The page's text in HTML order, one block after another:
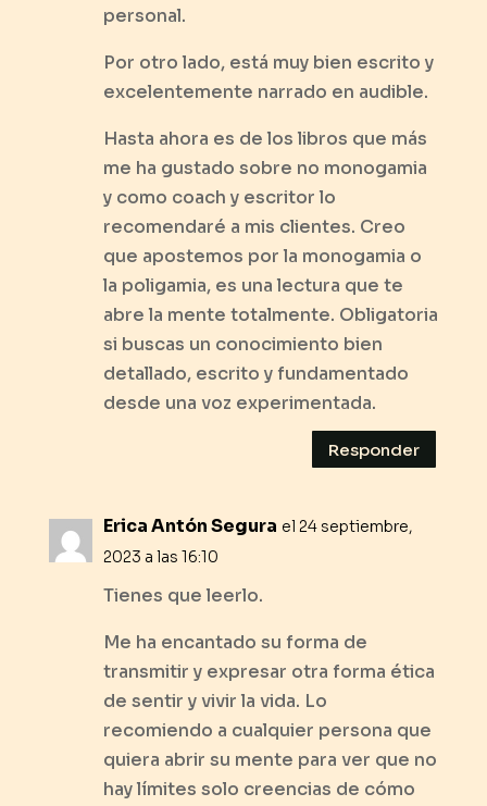
personal.
Por otro lado, está muy bien escrito y
excelentemente narrado en audible.
Hasta ahora es de los libros que más
me ha gustado sobre no monogamia
y como coach y escritor lo
recomendaré a mis clientes. Creo
que apostemos por la monogamia o
la poligamia, es una lectura que te
abre la mente totalmente. Obligatoria
si buscas un conocimiento bien
detallado, escrito y fundamentado
desde una voz experimentada.
Responder
Erica Antón Segura el 24 septiembre,
2023 a las 16:10
Tienes que leerlo.
Me ha encantado su forma de
transmitir y expresar otra forma ética
de sentir y vivir la vida. Lo
recomiendo a cualquier persona que
quiera abrir su mente para ver que no
hay límites solo creencias de cómo